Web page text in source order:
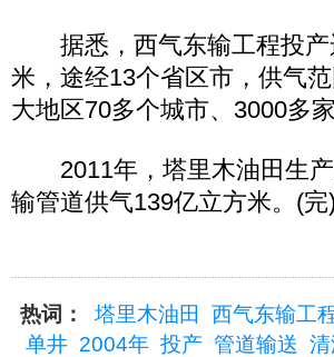
据悉，西气东输工程投产
米，途经13个省区市，供气
大地区70多个城市、3000多
2011年，塔里木油田生产
输管道供气139亿立方米。(完)
热词： 塔里木油田 西气东输工
单井 2004年 投产 管道输送